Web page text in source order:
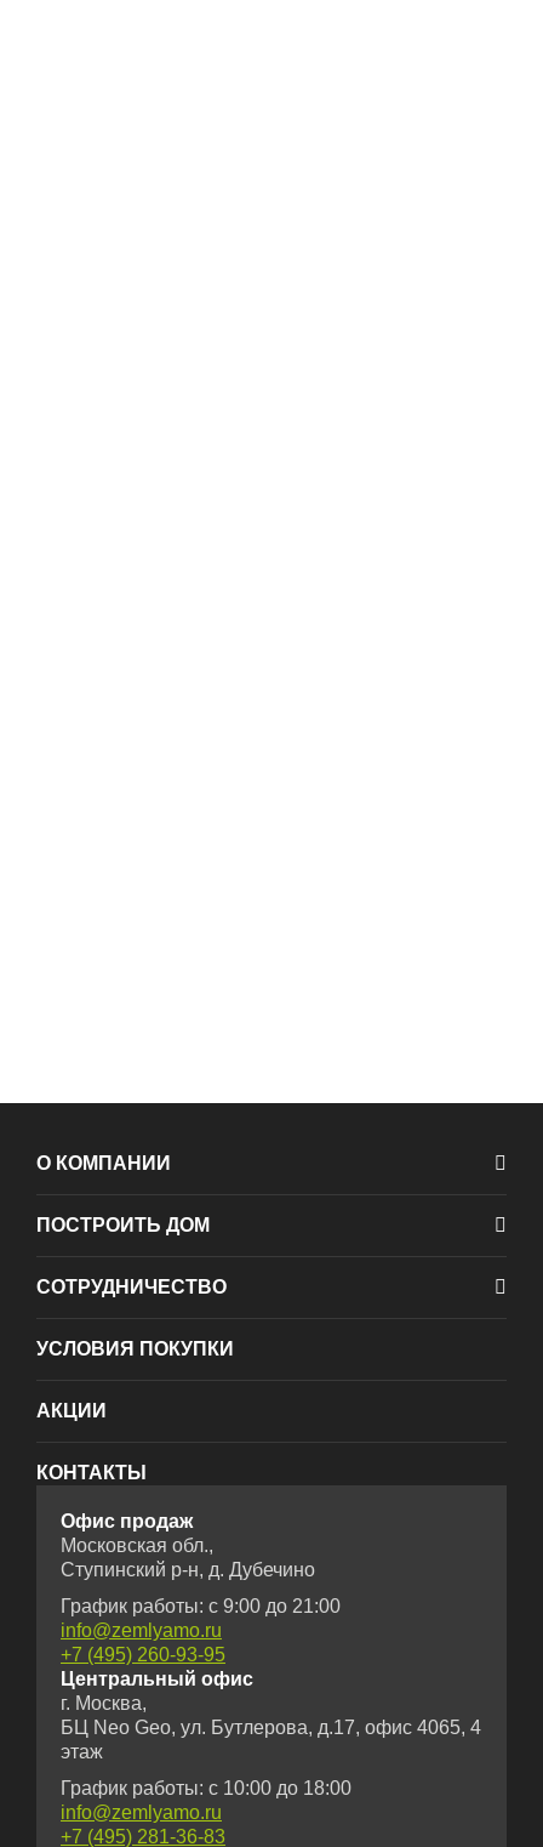
О КОМПАНИИ
ПОСТРОИТЬ ДОМ
СОТРУДНИЧЕСТВО
УСЛОВИЯ ПОКУПКИ
АКЦИИ
КОНТАКТЫ
Офис продаж
Московская обл.,
Ступинский р-н, д. Дубечино
График работы: с 9:00 до 21:00
info@zemlyamo.ru
+7 (495) 260-93-95
Центральный офис
г. Москва,
БЦ Neo Geo, ул. Бутлерова, д.17, офис 4065, 4
этаж
График работы: с 10:00 до 18:00
info@zemlyamo.ru
+7 (495) 281-36-83